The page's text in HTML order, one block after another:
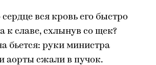
сердце вся кровь его быстро
к славе, схлынув со щек?
бьется: руки министра
аорты сжали в пучок.